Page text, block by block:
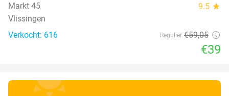
Markt 45 9.5 star
Vlissingen
Verkocht: 616
Regulier €59,05
€39